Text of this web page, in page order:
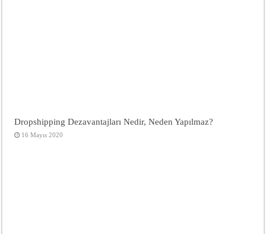
Dropshipping Dezavantajları Nedir, Neden Yapılmaz?
16 Mayıs 2020